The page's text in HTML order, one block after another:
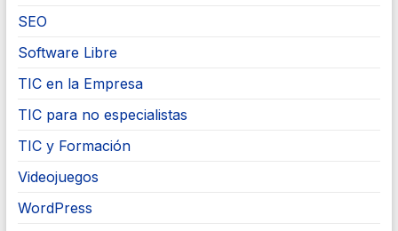
SEO
Software Libre
TIC en la Empresa
TIC para no especialistas
TIC y Formación
Videojuegos
WordPress